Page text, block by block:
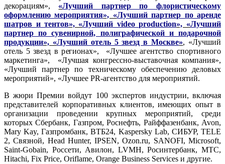
декорациям», «Лучший партнер по флористическому
оформлению мероприятия», «Лучший партнер по аренде
шатров и тентов», «Лучший video production», «Лучший
партнер по сувенирной, полиграфической и подарочной
продукции», «Лучший отель 5 звезд в Москве», «Лучший
отель 5 звезд в регионах», «Лучшее агентство спортивного
маркетинга», «Лучшая конгрессно-выставочная компания»,
«Лучший партнер по техническому обеспечению деловых
мероприятий», «Лучшее PR-агентство для мероприятий.
В жюри Премии войдут 100 экспертов индустрии, включая
представителей корпоративных клиентов, имеющих опыт в
организации проведении крупных мероприятий, среди
которых Сбербанк, Газпром, Роснефть, Райффазенбанк, Avon,
Mary Kay, Газпромбанк, ВТБ24, Kaspersky Lab, СИБУР, TELE
2, Связной, Head Hunter, IPSEN, Ozon.ru, SANOFI, Microsoft,
Saint-Gobain, Россети, Авилон, LVMH, Росинтербанк, МТС,
Hitachi, Fix Price, Oriflame, Orange Business Services и другие.